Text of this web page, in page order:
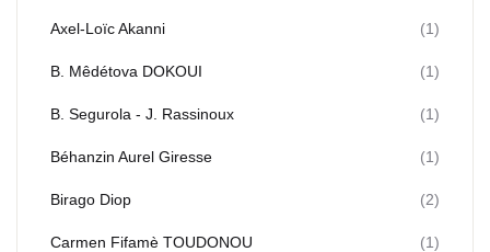
Axel-Loïc Akanni (1)
B. Mêdétova DOKOUI (1)
B. Segurola - J. Rassinoux (1)
Béhanzin Aurel Giresse (1)
Birago Diop (2)
Carmen Fifamè TOUDONOU (1)